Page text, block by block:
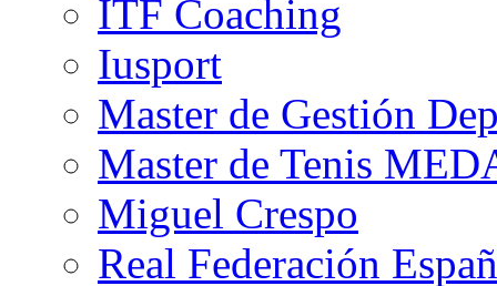
ITF Coaching
Iusport
Master de Gestión
Master de Tenis
Miguel Crespo
Real Federación